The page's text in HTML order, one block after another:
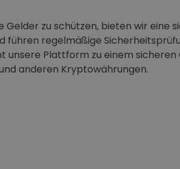
Gelder zu schützen, bieten wir eine
führen regelmäßige
unsere Plattform zu einem sicheren
anderen Kryptowährungen.